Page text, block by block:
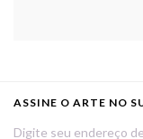
ASSINE O ARTE NO
Digite seu endereço